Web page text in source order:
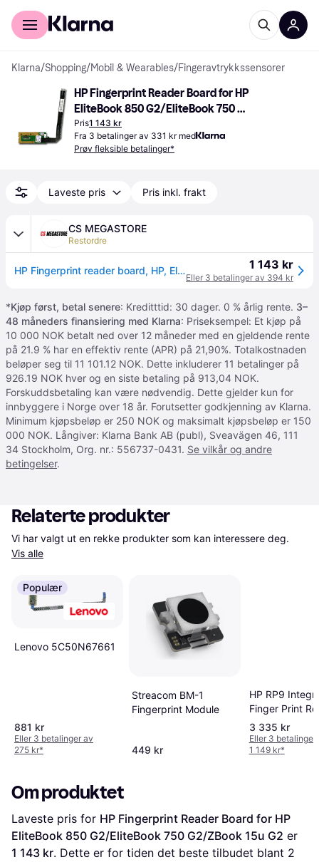
For kunder
Klarna/Shopping/Mobil & Wearables/Fingeravtrykkssensorer
HP Fingerprint Reader Board for HP
EliteBook 850 G2/EliteBook 750
G2/ZBook 15u G2
Pris1 143 kr
Fra 3 betalinger av 331 kr med
Prøv fleksible betalinger*
Laveste pris Pris inkl. frakt
CS MEGASTORE
Restordre
HP Fingerprint reader board, HP, EliteBook 850 G2, EliteBook 750 G2, ZBook 15u G2 1 143 kr
Eller 3 betalinger av 394 kr
*Kjøp først, betal senere: Kreditttid: 30 dager. 0 % årlig rente. 3–
48 måneders finansiering med Klarna: Priseksempel: Et kjøp på
10 000 NOK betalt ned over 12 måneder med en gjeldende rente
på 21.9 % har en effektiv rente (APR) på 21,90%. Totalkostnaden
beløper seg til 11 101.12 NOK. Dette inkluderer 11 betalinger på
926.19 NOK hver og en siste betaling på 913,04 NOK.
Forskuddsbetaling kan være nødvendig. Dette gjelder kun for
innbyggere i Norge over 18 år. Forutsetter godkjenning av Klarna.
Minimum kjøpsbeløp er 250 NOK og maksimalt kjøpsbeløp er 150
000 NOK. Långiver: Klarna Bank AB (publ), Sveavägen 46, 111
34 Stockholm, Org. nr.: 556737-0431. Se vilkår og andre
betingelser.
Relaterte produkter
Vis alle
Populær
Lenovo 5C50N67661
881 kr
Eller 3 betalinger av
275 kr*
Streacom BM-1
Fingerprint Module
449 kr
HP RP9
Finger Print
N3R64AA
3 335 kr
Eller 3 betalinger
1 149 kr*
Om produktet
Laveste pris for HP Fingerprint Reader Board for HP
EliteBook 850 G2/EliteBook 750 G2/ZBook 15u G2
1 143 kr. Dette er for tiden det beste tilbudet blant 2